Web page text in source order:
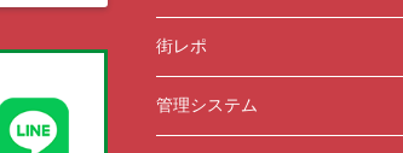
街レポ
管理システム